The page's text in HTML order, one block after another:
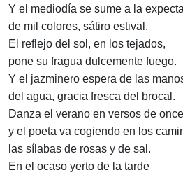
Y el mediodía se sume a la
de mil colores, sátiro estival.
El reflejo del sol, en los tejados,
pone su fragua dulcemente fuego.
Y el jazminero espera de las
del agua, gracia fresca del brocal.
Danza el verano en versos de
y el poeta va cogiendo en los
las sílabas de rosas y de sal.
En el ocaso yerto de la tarde